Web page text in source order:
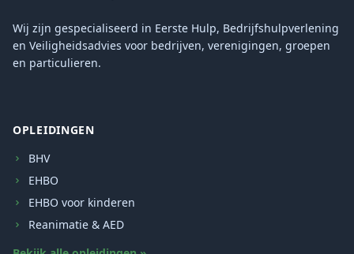
Wij zijn gespecialiseerd in Eerste Hulp, Bedrijfshulpverlening
en Veiligheidsadvies voor bedrijven, verenigingen, groepen
en particulieren.
OPLEIDINGEN
BHV
EHBO
EHBO voor kinderen
Reanimatie & AED